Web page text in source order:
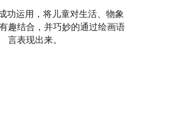
功运用，将儿童对生活、物象
趣结合，并巧妙的通过绘画语
言表现出来。